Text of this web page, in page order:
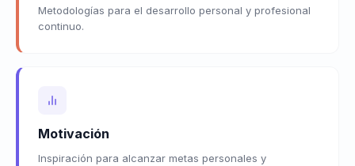
Metodologías para el desarrollo personal y profesional
continuo.
Motivación
Inspiración para alcanzar metas personales y